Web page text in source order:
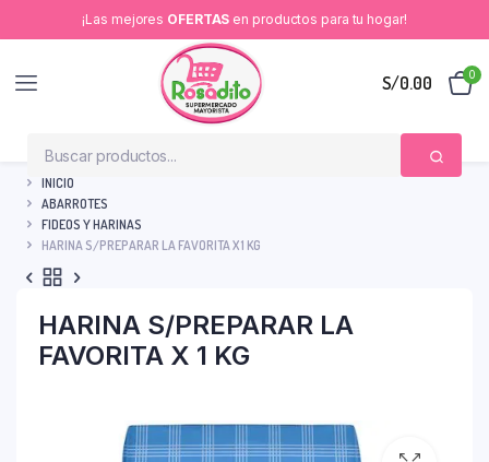
¡Las mejores OFERTAS en productos para tu hogar!
S/0.00 0
INICIO
ABARROTES
FIDEOS Y HARINAS
HARINA S/PREPARAR LA FAVORITA X 1 KG
HARINA S/PREPARAR LA
FAVORITA X 1 KG